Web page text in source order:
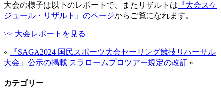
大会の様子は以下のレポートで、またリザルトは 『大会スケ
ジュール・リザルト』のページからご覧になれます。
>> 大会レポートを見る
«
『SAGA2024 国民スポーツ大会セーリング競技リハーサル
大会』公示の掲載 スラロームプロツアー規定の改訂 »
カテゴリー